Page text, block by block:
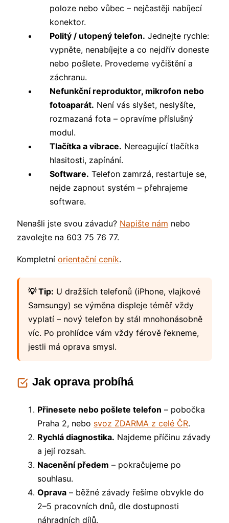
poloze nebo vůbec – nejčastěji nabíjecí
konektor.
Politý / utopený telefon. Jednejte rychle:
vypněte, nenabíjejte a co nejdřív doneste
nebo pošlete. Provedeme vyčištění a
záchranu.
Nefunkční reproduktor, mikrofon nebo
fotoaparát. Není vás slyšet, neslyšíte,
rozmazaná fota – opravíme příslušný
modul.
Tlačítka a vibrace. Nereagující tlačítka
hlasitosti, zapínání.
Software. Telefon zamrzá, restartuje se,
nejde zapnout systém – přehrajeme
software.
Nenašli jste svou závadu? Napište nám nebo
zavolejte na 603 75 76 77.
Kompletní orientační ceník.
💡 Tip: U dražších telefonů (iPhone, vlajkové
Samsungy) se výměna displeje téměř vždy
vyplatí – nový telefon by stál mnohonásobně
víc. Po prohlídce vám vždy férově řekneme,
jestli má oprava smysl.
Jak oprava probíhá
Přinesete nebo pošlete telefon – pobočka
Praha 2, nebo svoz ZDARMA z celé ČR.
Rychlá diagnostika. Najdeme příčinu závady
a její rozsah.
Nacenění předem – pokračujeme po
souhlasu.
Oprava – běžné závady řešíme obvykle do
2–5 pracovních dnů, dle dostupnosti
náhradních dílů.